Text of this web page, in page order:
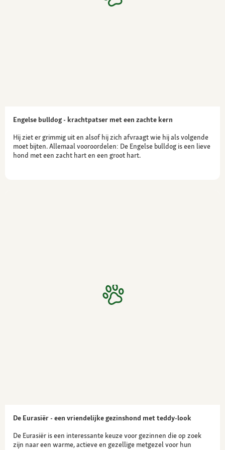
Engelse bulldog - krachtpatser met een zachte kern
Hij ziet er grimmig uit en alsof hij zich afvraagt wie hij als volgende
moet bijten. Allemaal vooroordelen: De Engelse bulldog is een lieve
hond met een zacht hart en een groot hart.
De Eurasiër - een vriendelijke gezinshond met teddy-look
De Eurasiër is een interessante keuze voor gezinnen die op zoek
zijn naar een warme, actieve en gezellige metgezel voor hun